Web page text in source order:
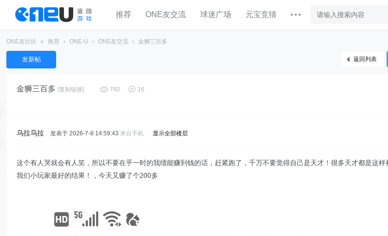
推荐 ONE友交流 球迷广场 元宝竞猜
ONE友社区 » 推荐 › ONE-U › ONE友交流 › 金狮三百多
返回列表
发新帖
金狮三百多 [复制链接] 760 16
乌拉乌拉 发表于 2026-7-8 14:59:43 来自手机 显示全部楼层
这个有人哭就会有人笑，所以不要在乎一时的我绩能赚到钱的话，赶紧跑了，千万不要觉得自己是天才！很多天才都是这
我们小玩家最好的结果！，今天又赚了个200多